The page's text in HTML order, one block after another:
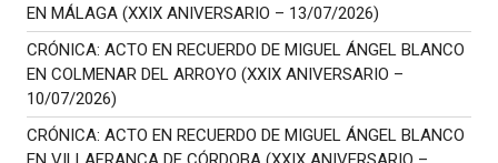
EN MÁLAGA (XXIX ANIVERSARIO – 13/07/2026)
CRÓNICA: ACTO EN RECUERDO DE MIGUEL ÁNGEL BLANCO
EN COLMENAR DEL ARROYO (XXIX ANIVERSARIO –
10/07/2026)
CRÓNICA: ACTO EN RECUERDO DE MIGUEL ÁNGEL BLANCO